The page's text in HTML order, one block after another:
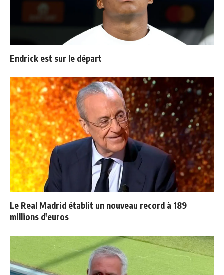
Endrick est sur le départ
Le Real Madrid établit un nouveau record à 189
millions d'euros